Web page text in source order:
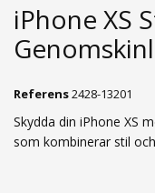
iPhone XS
Referens2428-13201
Skydda din iPhone XS
som kombinerar stil